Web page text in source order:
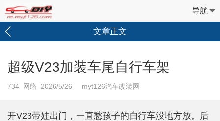
导航
文章正文
超级V23加装车尾自行车架
734 网络 2026/5/26 myt126汽车改装网
开V23带娃出门，一直愁孩子的自行车没地方放。后